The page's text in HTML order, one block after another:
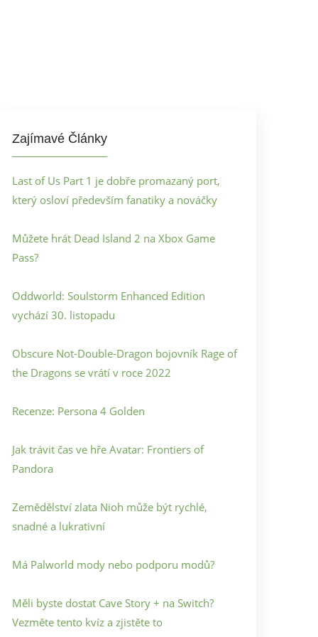
Zajímavé Články
Last of Us Part 1 je dobře promazaný port,
který osloví především fanatiky a nováčky
Můžete hrát Dead Island 2 na Xbox Game
Pass?
Oddworld: Soulstorm Enhanced Edition
vychází 30. listopadu
Obscure Not-Double-Dragon bojovník Rage of
the Dragons se vrátí v roce 2022
Recenze: Persona 4 Golden
Jak trávit čas ve hře Avatar: Frontiers of
Pandora
Zemědělství zlata Nioh může být rychlé,
snadné a lukrativní
Má Palworld mody nebo podporu modů?
Měli byste dostat Cave Story + na Switch?
Vezměte tento kvíz a zjistěte to